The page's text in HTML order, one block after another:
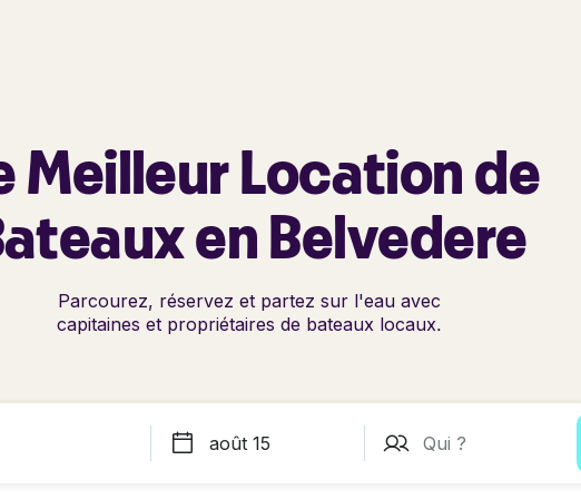
Meilleur Location de
en Belvedere
Parcourez, réservez et partez sur l'eau avec
capitaines et propriétaires de bateaux locaux.